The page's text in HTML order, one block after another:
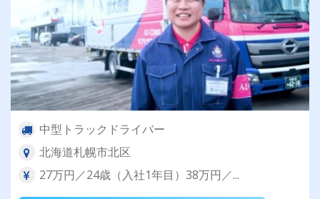
中型トラックドライバー
北海道札幌市北区
27万円／24歳（入社1年目）38万円／...